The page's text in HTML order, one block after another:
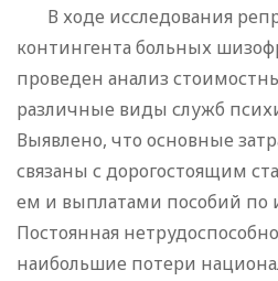
В ходе исследования
контингента больных
проведен анализ
различные виды служб
Выявлено, что основные
связаны с дорогостоящим
ем и выплатами пособий по
Постоянная
наибольшие потери